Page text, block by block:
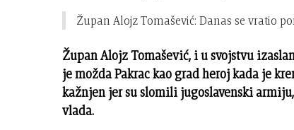
Župan Alojz Tomašević: Danas se vratio
Župan Alojz Tomašević, i u svojstvu
je možda Pakrac kao grad heroj kada je
kažnjen jer su slomili jugoslavenski
vlada.